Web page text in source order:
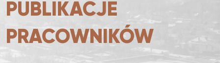
PUBLIKACJE
PRACOWNIKÓW